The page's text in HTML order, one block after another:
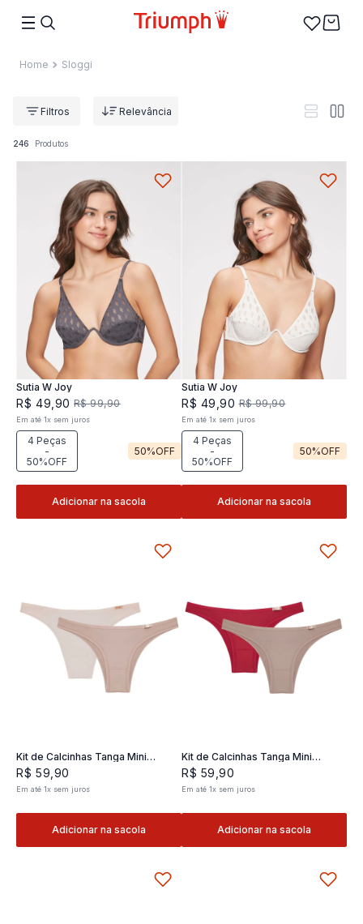
Sloggi
Relevância
246 Produtos
Sutia W Joy
R$ 49 90 R$ 99,90
Em até1x sem juros
4 Peças
-
50%OFF
50%OFF
Adicionar na sacola
Sutia W Joy
R$ 49 ,90 R$ 99,90
Em até 1x sem juros
4 Peças
-
50%OFF
50%OFF
Adicionar na sacola
Kit de Calcinhas Tanga Mini
Classic 02- 2 und
R$ 59 90
Em até1x sem juros
Adicionar na sacola
Kit de Calcinhas Tanga Mini
Classic 02- 2 und
R$ 59 ,90
Em até 1x sem juros
Adicionar na sacola